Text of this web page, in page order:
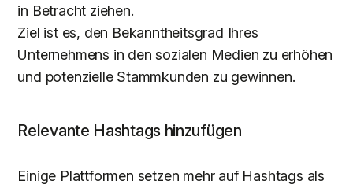
in Betracht ziehen.
Ziel ist es, den Bekanntheitsgrad Ihres
Unternehmens in den sozialen Medien zu erhöhen
und potenzielle Stammkunden zu gewinnen.
Relevante Hashtags hinzufügen
Einige Plattformen setzen mehr auf Hashtags als